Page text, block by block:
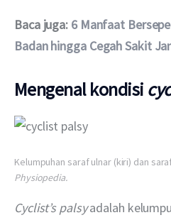
Baca juga: 6 Manfaat
Badan hingga Cegah Sakit
Mengenal kondisi
Kelumpuhan saraf ulnar (kiri) dan
Physiopedia.
Cyclist’s palsy adalah